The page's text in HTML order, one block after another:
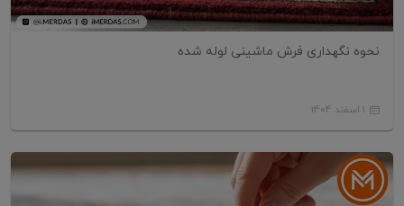
نحوه نگهداری فرش ماشینی لوله شده
1 اسفند 1404